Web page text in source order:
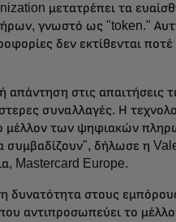
μετατρέπει τα
γνωστό ως "token."
δεν εκτίθενται
απάντηση στις
συναλλαγές. Η
μέλλον των ψηφιακών
συμβαδίζουν", δήλωσε η
Mastercard Europe.
δυνατότητα στους
αντιπροσωπεύει το